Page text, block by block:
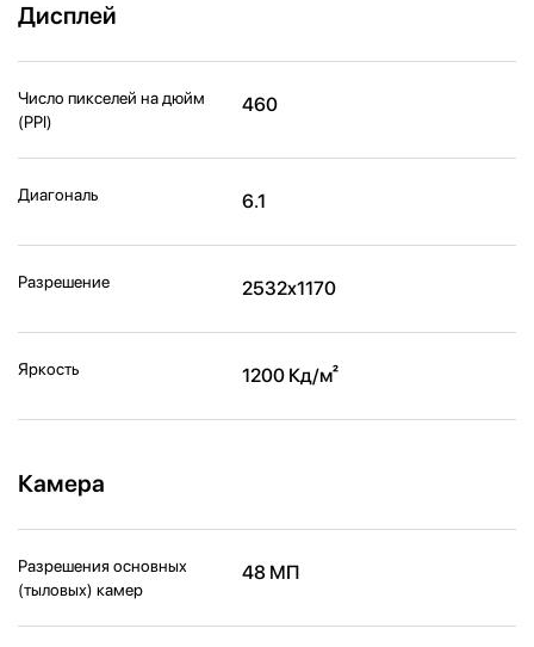
Дисплей
Число пикселей на дюйм
(PPI)
460
Диагональ 6.1
Разрешение 2532x1170
Яркость 1200 Кд/м²
Камера
Разрешения основных
(тыловых) камер
48 МП